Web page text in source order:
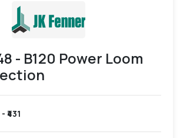
- B120 Power Loom
- ₹ 431